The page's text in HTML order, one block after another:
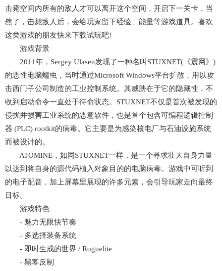
击毙空间内所有的敌人才可以离开这个空间，开启下一关卡，当
然了，击毙敌人后，会给玩家留下经验、能量等游戏道具。喜欢
这类游戏的朋友快来下载试玩吧!
游戏背景
2011年，Sergey Ulasen发现了一种名叫STUXNET(《震网》)
的恶性电脑蠕虫，当时通过Microsoft Windows平台扩散，用以攻
击西门子公司制造的工业控制系统。其威胁在于它的隐藏性，不
收到启动命令一直处于待命状态。STUXNET不仅是首次被发现的
侵扰并损害工业系统的恶意软件，也是首个包含可编程逻辑控制
器 (PLC) rootkit的病毒。它主要是为感染核电厂与石油设施系统
而被设计的。
ATOMINE，如同STUXNET一样，是一个寻求壮大自身力量
以达到将自身的源代码植入对象目的的电脑病毒。游戏中可听到
的电子配音，加上屏幕里展现的许多元素，会引导玩家走向最终
目标。
游戏特色
- 魅力无限快节奏
- 多选择装备系统
- 即时生成的世界 / Roguelite
- 黑客反制